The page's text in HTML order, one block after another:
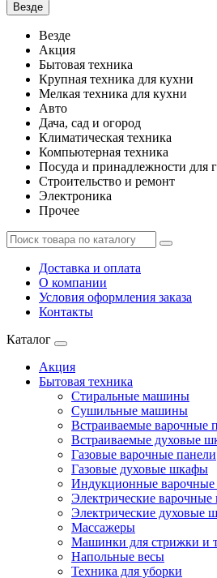
Везде
Везде
Акция
Бытовая техника
Крупная техника для кухни
Мелкая техника для кухни
Авто
Дача, сад и огород
Климатическая техника
Компьютерная техника
Посуда и принадлежности для
Строительство и ремонт
Электроника
Прочее
Доставка и оплата
О компании
Условия оформления заказа
Контакты
Каталог
Акция
Бытовая техника
Стиральные машины
Сушильные машины
Встраиваемые варочные
Встраиваемые духовые
Газовые варочные панели
Газовые духовые шкафы
Индукционные варочные
Электрические варочные
Электрические духовые
Массажеры
Машинки для стрижки и
Напольные весы
Техника для уборки